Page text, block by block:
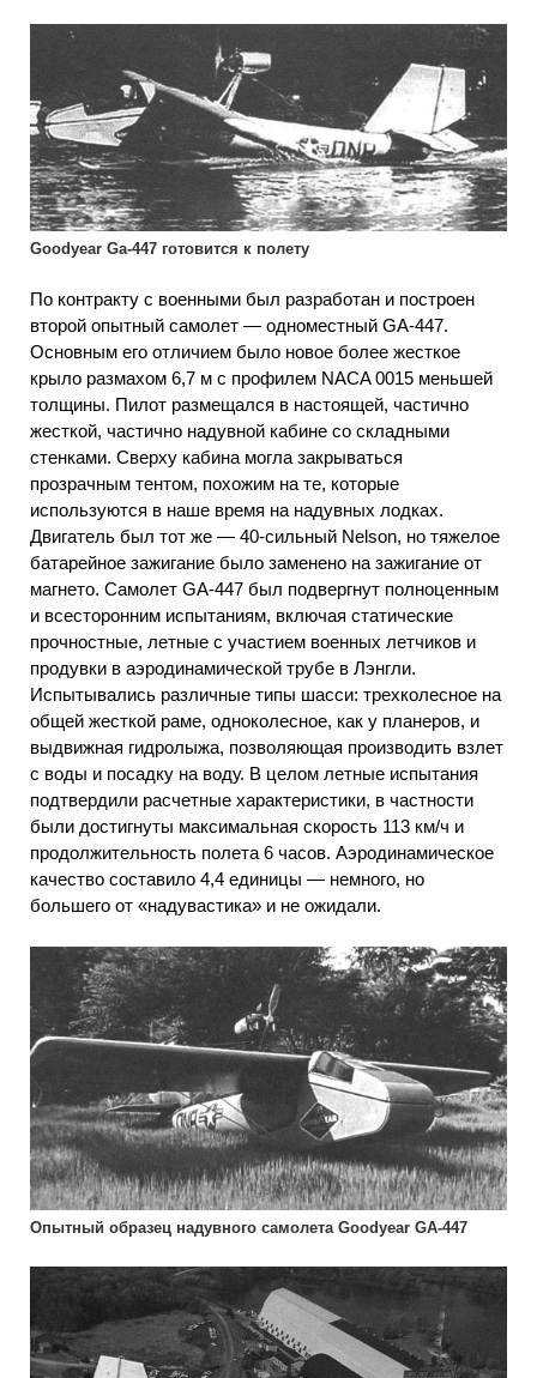
Goodyear Ga-447 готовится к полету
По контракту с военными был разработан и построен
второй опытный самолет — одноместный GA-447.
Основным его отличием было новое более жесткое
крыло размахом 6,7 м с профилем NACA 0015 меньшей
толщины. Пилот размещался в настоящей, частично
жесткой, частично надувной кабине со складными
стенками. Сверху кабина могла закрываться
прозрачным тентом, похожим на те, которые
используются в наше время на надувных лодках.
Двигатель был тот же — 40-сильный Nelson, но тяжелое
батарейное зажигание было заменено на зажигание от
магнето. Самолет GA-447 был подвергнут полноценным
и всесторонним испытаниям, включая статические
прочностные, летные с участием военных летчиков и
продувки в аэродинамической трубе в Лэнгли.
Испытывались различные типы шасси: трехколесное на
общей жесткой раме, одноколесное, как у планеров, и
выдвижная гидролыжа, позволяющая производить взлет
с воды и посадку на воду. В целом летные испытания
подтвердили расчетные характеристики, в частности
были достигнуты максимальная скорость 113 км/ч и
продолжительность полета 6 часов. Аэродинамическое
качество составило 4,4 единицы — немного, но
большего от «надувастика» и не ожидали.
Опытный образец надувного самолета Goodyear GA-447